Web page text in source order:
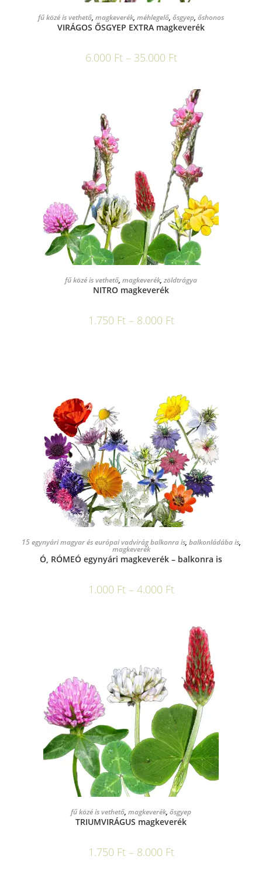
OPCIÓK VÁLASZTÁSA
fű közé is vethető, magkeverék, méhlegelő, ősgyep, őshonos
VIRÁGOS ŐSGYEP EXTRA magkeverék
6.000 Ft – 35.000 Ft
OPCIÓK VÁLASZTÁSA
fű közé is vethető, magkeverék, zöldtrágya
NITRO magkeverék
1.750 Ft – 8.000 Ft
OPCIÓK VÁLASZTÁSA
15 egynyári magyar és európai vadvirág balkonra is, balkonládába is,
magkeverék
Ó, RÓMEÓ egynyári magkeverék – balkonra is
1.000 Ft – 4.000 Ft
OPCIÓK VÁLASZTÁSA
fű közé is vethető, magkeverék, ősgyep
TRIUMVIRÁGUS magkeverék
1.750 Ft – 8.000 Ft